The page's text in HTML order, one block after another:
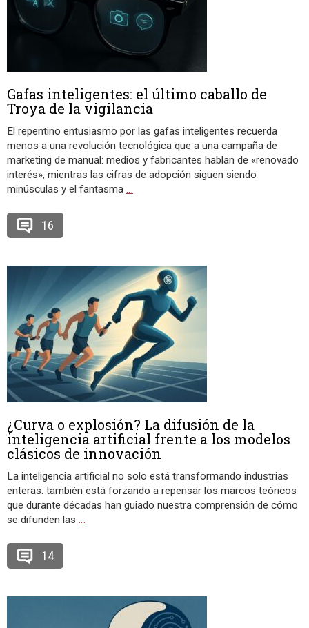
Gafas inteligentes: el último caballo de
Troya de la vigilancia
El repentino entusiasmo por las gafas inteligentes recuerda
menos a una revolución tecnológica que a una campaña de
marketing de manual: medios y fabricantes hablan de «renovado
interés», mientras las cifras de adopción siguen siendo
minúsculas y el fantasma …
16
¿Curva o explosión? La difusión de la
inteligencia artificial frente a los modelos
clásicos de innovación
La inteligencia artificial no solo está transformando industrias
enteras: también está forzando a repensar los marcos teóricos
que durante décadas han guiado nuestra comprensión de cómo
se difunden las …
14